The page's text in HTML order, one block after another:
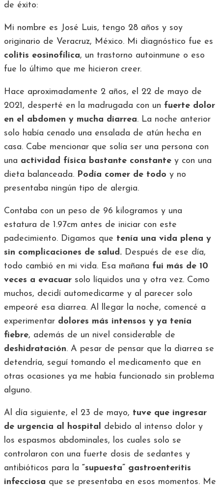
de éxito:
Mi nombre es José Luis, tengo 28 años y soy
originario de Veracruz, México. Mi diagnóstico fue es
colitis eosinofílica, un trastorno autoinmune o eso
fue lo último que me hicieron creer.
Hace aproximadamente 2 años, el 22 de mayo de
2021, desperté en la madrugada con un fuerte dolor
en el abdomen y mucha diarrea. La noche anterior
solo había cenado una ensalada de atún hecha en
casa. Cabe mencionar que solía ser una persona con
una actividad física bastante constante y con una
dieta balanceada. Podía comer de todo y no
presentaba ningún tipo de alergia.
Contaba con un peso de 96 kilogramos y una
estatura de 1.97cm antes de iniciar con este
padecimiento. Digamos que tenía una vida plena y
sin complicaciones de salud. Después de ese día,
todo cambió en mi vida. Esa mañana fui más de 10
veces a evacuar solo líquidos una y otra vez. Como
muchos, decidí automedicarme y al parecer solo
empeoré esa diarrea. Al llegar la noche, comencé a
experimentar dolores más intensos y ya tenía
fiebre, además de un nivel considerable de
deshidratación. A pesar de pensar que la diarrea se
detendría, seguí tomando el medicamento que en
otras ocasiones ya me había funcionado sin problema
alguno.
Al día siguiente, el 23 de mayo, tuve que ingresar
de urgencia al hospital debido al intenso dolor y
los espasmos abdominales, los cuales solo se
controlaron con una fuerte dosis de sedantes y
antibióticos para la “supuesta” gastroenteritis
infecciosa que se presentaba en esos momentos. Me